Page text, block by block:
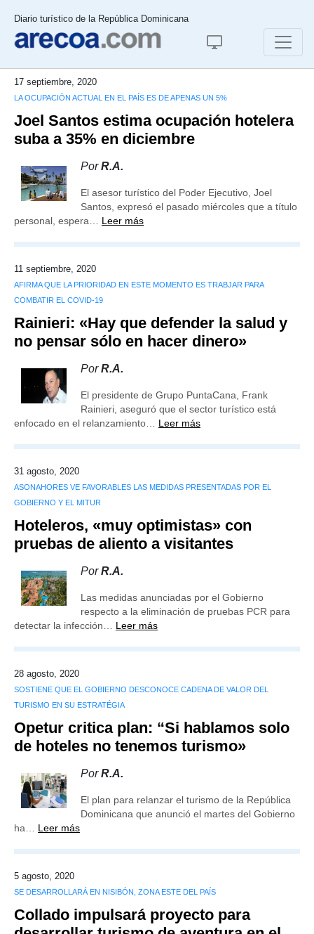
Diario turístico de la República Dominicana
17 septiembre, 2020
LA OCUPACIÓN ACTUAL EN EL PAÍS ES DE APENAS UN 5%
Joel Santos estima ocupación hotelera
suba a 35% en diciembre
PorR.A.
El asesor turístico del Poder Ejecutivo, Joel
Santos, expresó el pasado miércoles que a título
personal, espera… Leer más
11 septiembre, 2020
AFIRMA QUE LA PRIORIDAD EN ESTE MOMENTO ES TRABJAR PARA
COMBATIR EL COVID-19
Rainieri: «Hay que defender la salud y
no pensar sólo en hacer dinero»
PorR.A.
El presidente de Grupo PuntaCana, Frank
Rainieri, aseguró que el sector turístico está
enfocado en el relanzamiento… Leer más
31 agosto, 2020
ASONAHORES VE FAVORABLES LAS MEDIDAS PRESENTADAS POR EL
GOBIERNO Y EL MITUR
Hoteleros, «muy op­timistas» con
pruebas de aliento a visitantes
PorR.A.
Las medidas anunciadas por el Gobierno
respecto a la eliminación de pruebas PCR para
detectar la infec­ción… Leer más
28 agosto, 2020
SOSTIENE QUE EL GOBIERNO DESCONOCE CADENA DE VALOR DEL
TURISMO EN SU ESTRATÉGIA
Opetur critica plan: “Si hablamos solo
de hoteles no tenemos turismo»
PorR.A.
El plan para relanzar el turismo de la República
Dominicana que anunció el martes del Gobierno
ha… Leer más
5 agosto, 2020
SE DESARROLLARÁ EN NISIBÓN, ZONA ESTE DEL PAÍS
Collado impulsará proyecto para